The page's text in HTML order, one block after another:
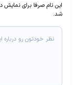
این نام صرفا برای نمایش
شد.